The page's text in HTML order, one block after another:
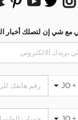
مع شي إن لتصلك أخبار
JO +